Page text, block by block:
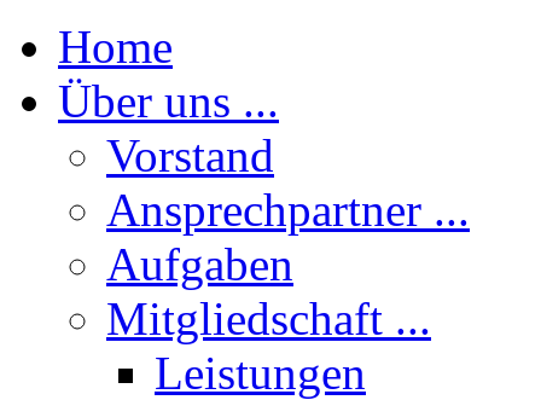
Home
Über uns ...
Vorstand
Ansprechpartner ...
Aufgaben
Mitgliedschaft ...
Leistungen